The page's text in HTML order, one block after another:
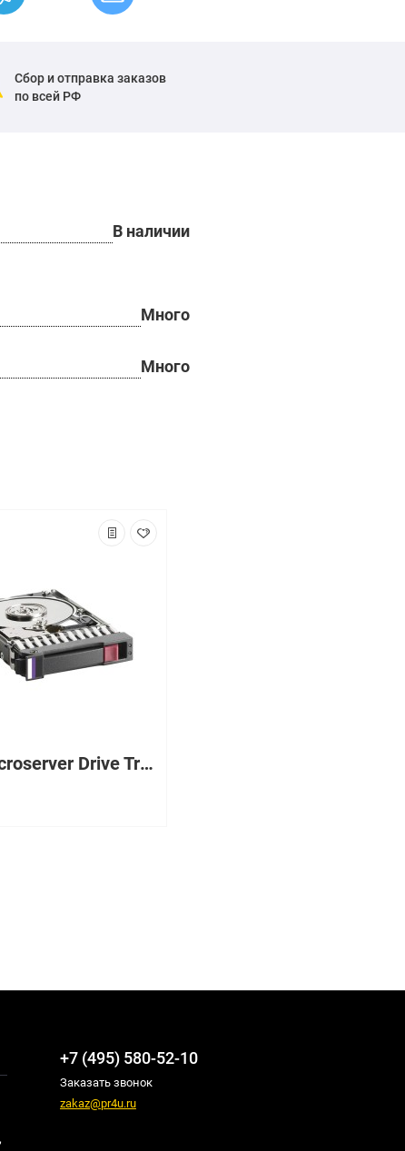
Сбор и отправка заказов
по всей РФ
В наличии
Много
Много
3.5" Microserver Drive Tray
+7 (495) 580-52-10
Заказать звонок
zakaz@pr4u.ru